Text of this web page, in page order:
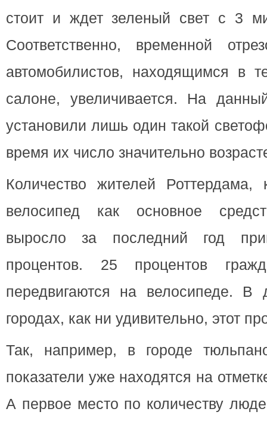
стоит и ждет зеленый свет с 3
Соответственно, временной
автомобилистов, находящимся в
салоне, увеличивается. На
установили лишь один такой
время их число значительно
Количество жителей Роттердама,
велосипед как основное
выросло за последний год
процентов. 25 процентов
передвигаются на велосипеде. В
городах, как ни удивительно, этот
Так, например, в городе
показатели уже находятся на
А первое место по количеству